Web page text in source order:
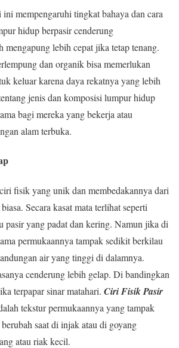
ini mempengaruhi tingkat bahaya dan cara
hidup berpasir cenderung
mengapung lebih cepat jika tetap tenang.
dan organik bisa memerlukan
keluar karena daya rekatnya yang lebih
jenis dan komposisi lumpur hidup
bagi mereka yang bekerja atau
alam terbuka.
fisik yang unik dan membedakannya dari
Secara kasat mata terlihat seperti
pasir yang padat dan kering. Namun jika di
permukaannya tampak sedikit berkilau
air yang tinggi di dalamnya.
cenderung lebih gelap. Di bandingkan
terpapar sinar matahari. Ciri Fisik Pasir
tekstur permukaannya yang tampak
saat di injak atau di goyang
atau riak kecil.